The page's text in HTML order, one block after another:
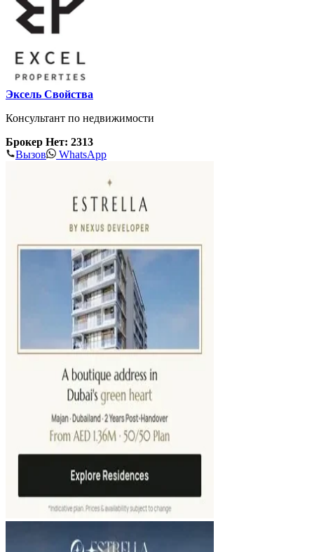
Эксель Свойства
Консультант по недвижимости
Брокер Нет: 2313
Вызов
WhatsApp